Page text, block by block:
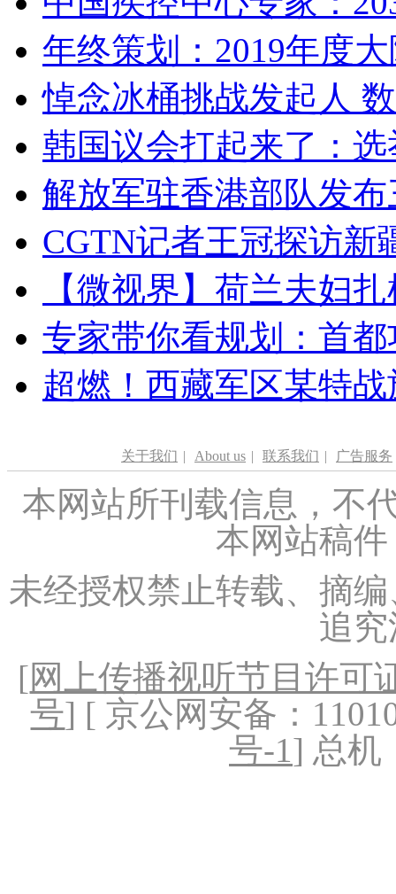
年终策划：2019年度
悼念冰桶挑战发起人
韩国议会打起来了：
解放军驻香港部队发
CGTN记者王冠探访新
【微视界】荷兰夫妇
专家带你看规划：首
超燃！西藏军区某特
关于我们 | About us | 联系我们 | 广告服务
本网站所刊载信息，不
本网站稿
未经授权禁止转载、摘
追
[网上传播视听节目许可
号] [ 京公网安备：
号-1] 总机